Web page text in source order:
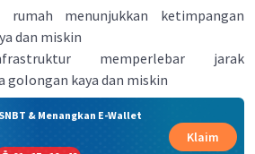
rumah menunjukkan ketimpangan
dan miskin
memperlebar jarak
kaya dan miskin
& Menangkan E-Wallet
Klaim